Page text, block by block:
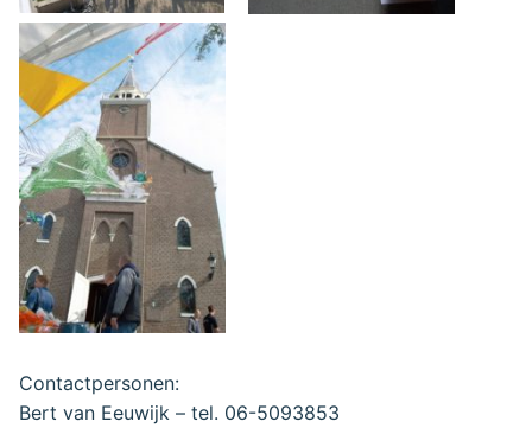
Contactpersonen:
Bert van Eeuwijk – tel. 06-5093853